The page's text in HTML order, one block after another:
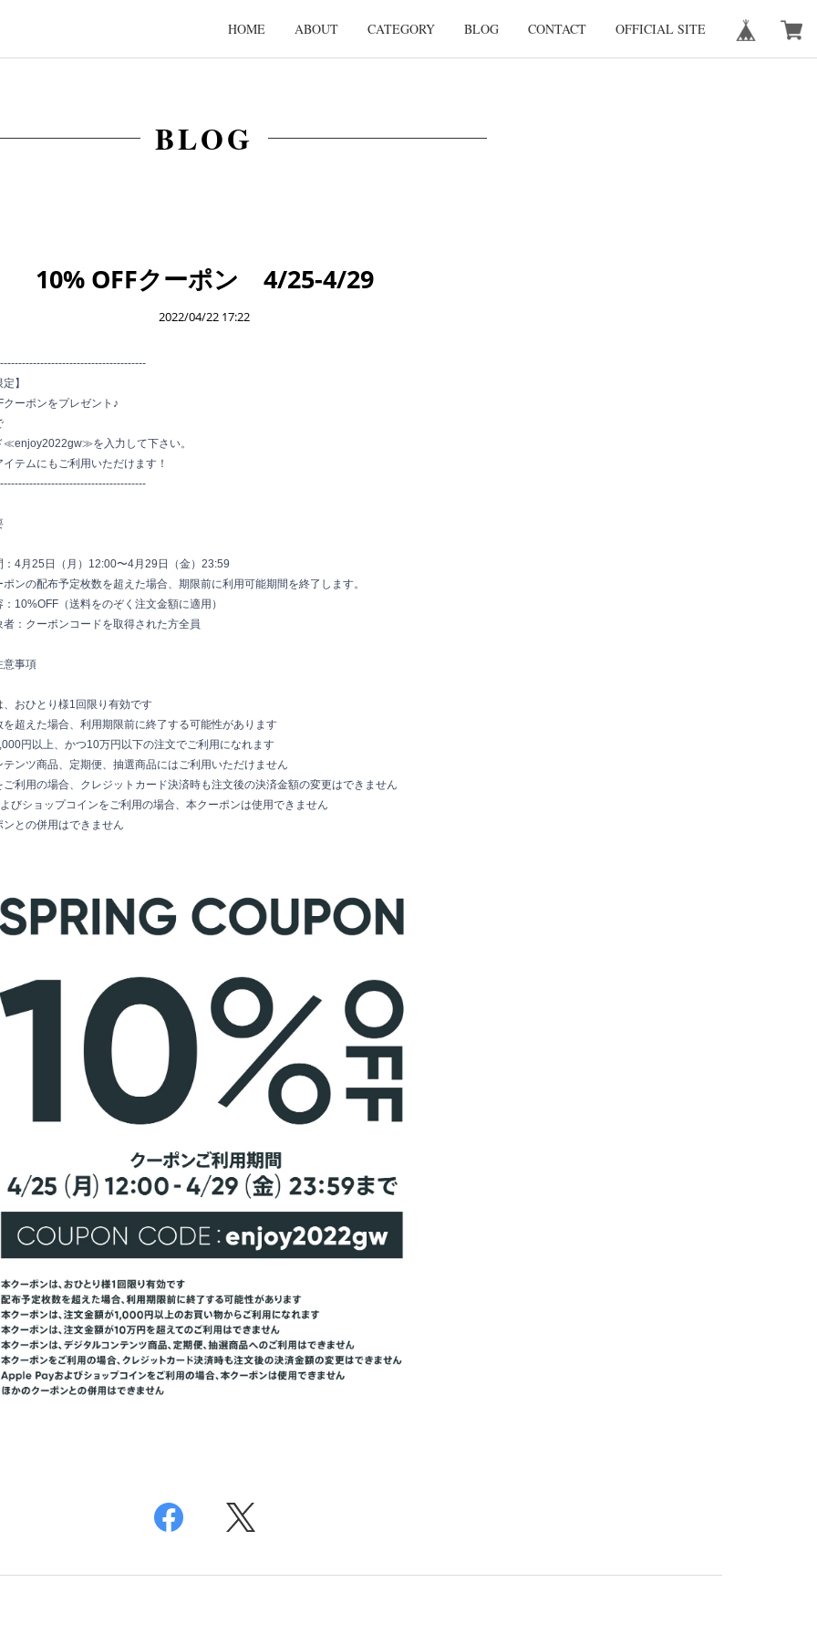
HOME ABOUT CATEGORY BLOG CONTACT OFFICIAL SITE
BLOG
10% OFFクーポン 4/25-4/29
2022/04/22 17:22
------------------------------
】
クーポンをプレゼント♪
≪enjoy2022gw≫を入力して下さい。
テムにもご利用いただけます！
------------------------------
：4月25日（月）12:00〜4月29日（金） 23:59
ンの配布予定枚数を超えた場合、 期限前に利用可能期間を終了します。
：10%OFF（送料をのぞく注文金額に適用）
者：クーポンコードを取得された方全員
意事項
、おひとり様1回限り有効です
超えた場合、 利用期限前に終了する可能性があります
円以上、 かつ10万円以下の注文でご利用になれます
テンツ商品、定期便、 抽選商品にはご利用いただけません
利用の場合、 クレジットカード決済時も注文後の決済金額の変更はできません
びショップコインをご利用の場合、 本クーポンは使用できません
ンとの併用はできません